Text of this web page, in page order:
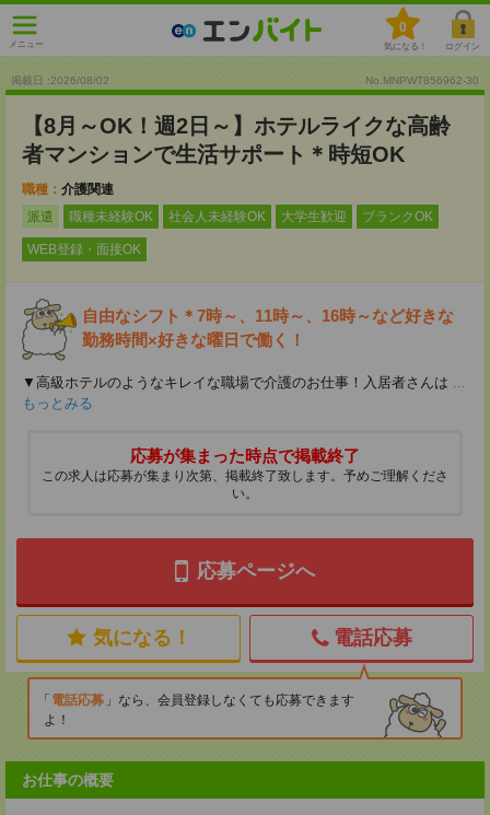
メニュー
0
気になる！ ログイン
掲載日 :2026/08/02 No.MNPWT856962-30
【8月～OK！週2日～】ホテルライクな高齢
者マンションで生活サポート＊時短OK
職種： 介護関連
派遣
職種未経験OK 社会人未経験OK 大学生歓迎 ブランクOK
WEB登録・面接OK
自由なシフト＊7時～、11時～、16時～など好きな
勤務時間×好きな曜日で働く！
▼高級ホテルのようなキレイな職場で介護のお仕事！入居者さんは ...
もっとみる
応募が集まった時点で掲載終了
この求人は応募が集まり次第、掲載終了致します。予めご理解くださ
い。
応募ページへ
気になる！ 電話応募
電話応募
なら、会員登録しなくても応募できます
よ！
お仕事の概要